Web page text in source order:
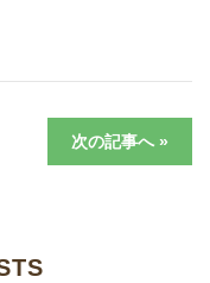
次の記事へ »